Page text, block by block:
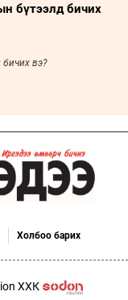
бүтээлд бичих
бичих вэ?
Холбоо барих
ХХК